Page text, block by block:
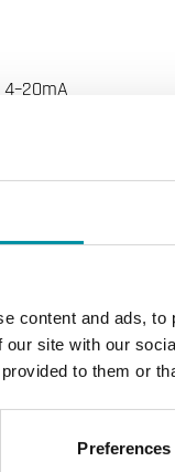
content and ads,
our site with our
to them or
Preferences
4–20mA
Max 30 V DC, min
4...20 mA,